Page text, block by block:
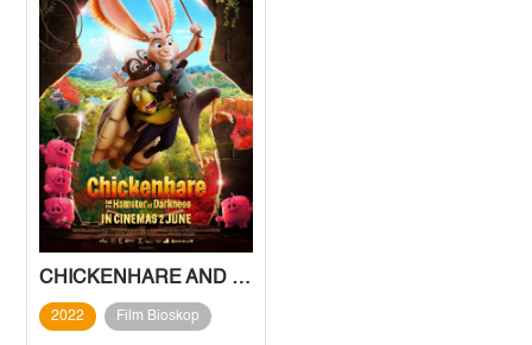
CHICKENHARE AND THE HAMSTER OF DARKNESS
2022 Film Bioskop